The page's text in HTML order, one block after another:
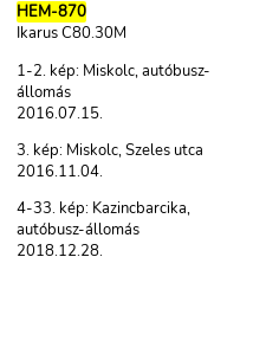
HEM-870
Ikarus C80.30M
1-2. kép: Miskolc, autóbusz-
állomás
2016.07.15.
3. kép: Miskolc, Szeles utca
2016.11.04.
4-33. kép: Kazincbarcika,
autóbusz-állomás
2018.12.28.